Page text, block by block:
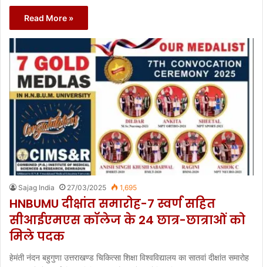
Read More »
Sajag India 27/03/2025 1,695
HNBUMU दीक्षांत समारोह-7 स्वर्ण सहित
सीआईएमएस कॉलेज के 24 छात्र-छात्राओं को
मिले पदक
हेमंती नंदन बहुगुणा उत्तराखण्ड चिकित्सा शिक्षा विश्वविद्यालय का सातवां दीक्षांत समारोह